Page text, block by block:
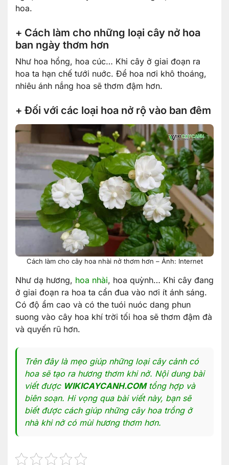
hoa.
+ Cách làm cho những loại cây nở hoa
ban ngày thơm hơn
Như hoa hổng, hoa cúc… Khi cây ở giai đoạn ra
hoa ta hạn chế tưới nuớc. Để hoa nơi khô thoáng,
nhiêu ánh nắng hoa sẽ thơm đậm hơn.
+ Đối với các loại hoa nở rộ vào ban đêm
Cách làm cho cây hoa nhài nở thơm hơn – Ảnh: Internet
Như dạ hương, hoa nhài, hoa quỳnh… Khi cây đang
ở giai đoạn ra hoa ta cẩn đua vào nơi ít ánh sáng.
Có độ ẩm cao và có the tuói nuóc dang phun
suong vào cây hoa khí trời tối hoa sẽ thơm đậm đà
và quyến rũ hơn.
Trên đây là mẹo giúp những loại cây cảnh có
hoa sẽ tạo ra hương thơm khi nở. Nội dung bài
viết được WIKICAYCANH.COMtổng hợp và
biên soạn. Hi vọng qua bài viết này, bạn sẽ
biết được cách giúp những cây hoa trồng ở
nhà khi nở có mùi hương thơm hơn.